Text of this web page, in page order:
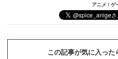
アニメ / ゲ
この記事が気に入った